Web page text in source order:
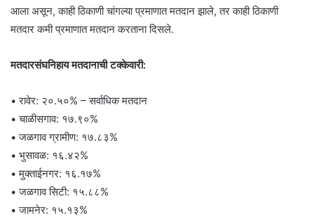
आला असून, काही ठिकाणी चांगल्या प्रमाणात मतदान झाले, तर काही ठिकाणी
मतदार कमी प्रमाणात मतदान करताना दिसले.
मतदारसंघनिहाय मतदानाची टक्केवारी:
• रावेर: २०.५०% – सर्वाधिक मतदान
• चाळीसगाव: १७.९०%
• जळगाव ग्रामीण: १७.८३%
• भुसावळ: १६.४२%
• मुक्ताईनगर: १६.१७%
• जळगाव सिटी: १५.८८%
• जामनेर: १५.१३%